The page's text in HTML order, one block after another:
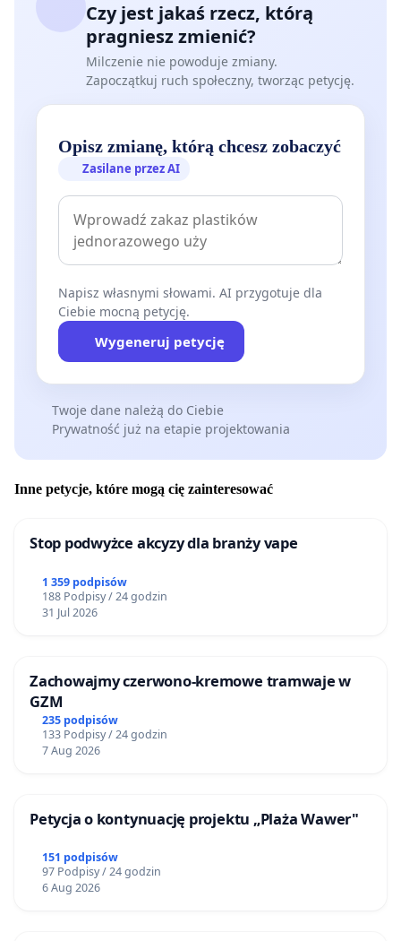
Czy jest jakaś rzecz, którą
pragniesz zmienić?
Milczenie nie powoduje zmiany.
Zapoczątkuj ruch społeczny, tworząc petycję.
Opisz zmianę, którą chcesz zobaczyć
Zasilane przez AI
Napisz własnymi słowami. AI przygotuje dla
Ciebie mocną petycję.
Wygeneruj petycję
Twoje dane należą do Ciebie
Prywatność już na etapie projektowania
Inne petycje, które mogą cię zainteresować
Stop podwyżce akcyzy dla branży vape
1 359 podpisów
188 Podpisy / 24 godzin
31 Jul 2026
Zachowajmy czerwono-kremowe tramwaje w
GZM
235 podpisów
133 Podpisy / 24 godzin
7 Aug 2026
Petycja o kontynuację projektu „Plaża Wawer"
151 podpisów
97 Podpisy / 24 godzin
6 Aug 2026